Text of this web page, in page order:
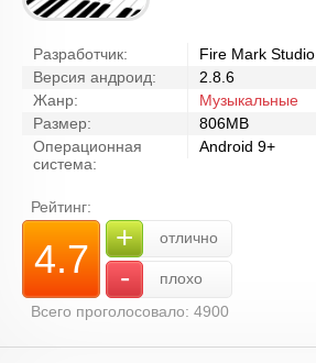
Разработчик:
Fire Mark Studio
Версия андроид:
2.8.6
Жанр:
Музыкальные
Размер:
806MB
Операционная
система:
Android 9+
Рейтинг:
4.7 + отлично
-
плохо
Всего проголосовало: 4900